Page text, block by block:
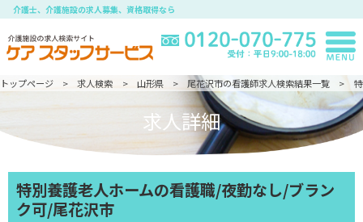
介護士、介護施設の求人募集、資格取得なら
トップページ 求人検索 山形県 尾花沢市の看護師求人検索結果一覧
求人詳細
特別養護老人ホームの看護職/夜勤なし/ブラン
ク可/尾花沢市